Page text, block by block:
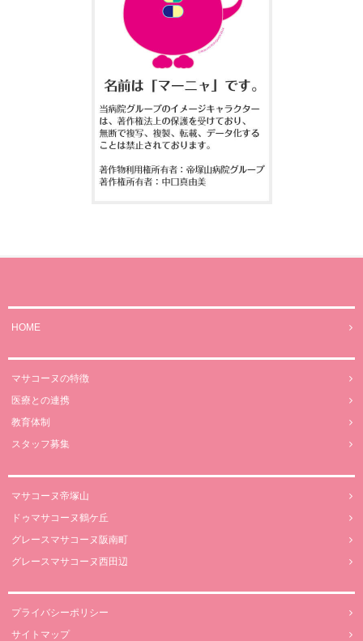
HOME
マサコーヌの特徴
医療との連携
教育体制
スタッフ募集
マサコーヌ帝塚山
ドゥマサコーヌ鶴ケ丘
グレースマサコーヌ阪南町
グレースマサコーヌ西田辺
プライバシーポリシー
サイトマップ